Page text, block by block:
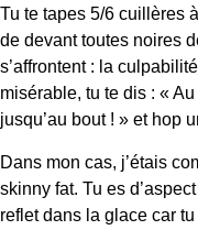
Tu te tapes 5/6 cuillères
de devant toutes noires
s’affrontent : la
misérable, tu te dis : «
jusqu’au bout ! » et hop
Dans mon cas, j’étais
skinny fat. Tu es
reflet dans la glace car